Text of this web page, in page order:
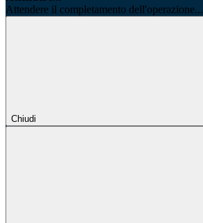
Attendere il completamento dell'operazione...
Chiudi